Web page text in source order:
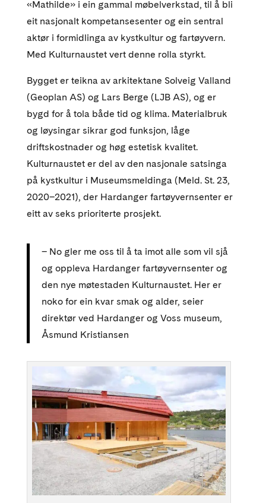
«Mathilde» i ein gammal møbelverkstad, til å bli
eit nasjonalt kompetansesenter og ein sentral
aktør i formidlinga av kystkultur og fartøyvern.
Med Kulturnaustet vert denne rolla styrkt.
Bygget er teikna av arkitektane Solveig Valland
(Geoplan AS) og Lars Berge (LJB AS), og er
bygd for å tola både tid og klima. Materialbruk
og løysingar sikrar god funksjon, låge
driftskostnader og høg estetisk kvalitet.
Kulturnaustet er del av den nasjonale satsinga
på kystkultur i Museumsmeldinga (Meld. St. 23,
2020–2021), der Hardanger fartøyvernsenter er
eitt av seks prioriterte prosjekt.
– No gler me oss til å ta imot alle som vil sjå
og oppleva Hardanger fartøyvernsenter og
den nye møtestaden Kulturnaustet. Her er
noko for ein kvar smak og alder, seier
direktør ved Hardanger og Voss museum,
Åsmund Kristiansen